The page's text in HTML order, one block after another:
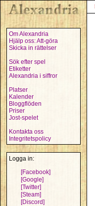
Om Alexandria
Hjälp oss: Att-göra
Skicka in rättelser
Sök efter spel
Etiketter
Alexandria i siffror
Platser
Kalender
Bloggflöden
Priser
Jost-spelet
Kontakta oss
Integritetspolicy
Logga in:
[Facebook]
[Google]
[Twitter]
[Steam]
[Discord]